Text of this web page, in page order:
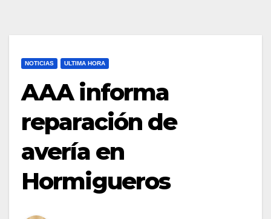
NOTICIAS ULTIMA HORA
AAA informa
reparación de
avería en
Hormigueros